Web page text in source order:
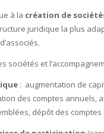
à la création de
juridique la plus
sociétés et
: augmentation de
des comptes annuels,
dépôt des